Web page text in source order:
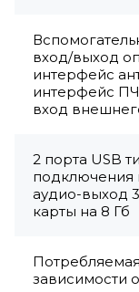
вход/выход
интерфейс
интерфейс
вход
2 порта USB
подключения
аудио-выход
карты на 8 Гб
зависимости